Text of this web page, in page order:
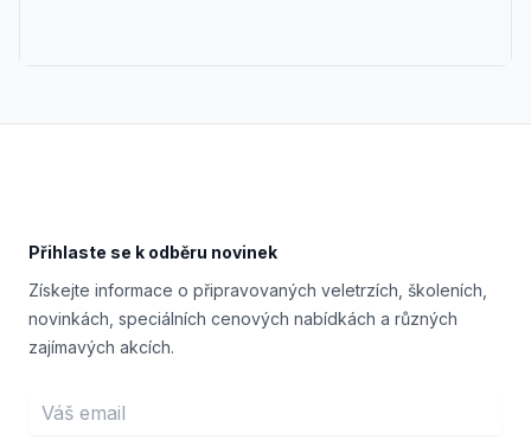
Přihlaste se k odběru novinek
Získejte informace o připravovaných veletrzích, školeních,
novinkách, speciálních cenových nabídkách a různých
zajímavých akcích.
Email address